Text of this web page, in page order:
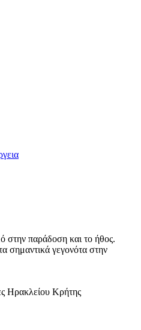
στην παράδοση και το ήθος.
σημαντικά γεγονότα στην
Ηρακλείου Κρήτης